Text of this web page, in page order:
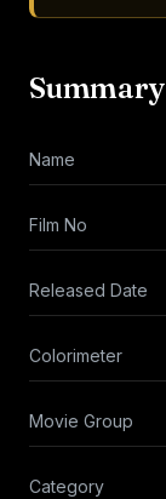
Summary
Name
Film No
Released Date
Colorimeter
Movie Group
Category